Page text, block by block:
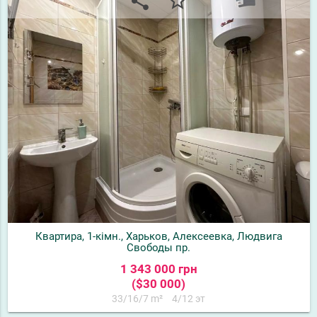
Квартира, 1-кімн., Харьков, Алексеевка, Людвига
Свободы пр.
1 343 000 грн
($30 000)
33/16/7 m² 4/12 эт